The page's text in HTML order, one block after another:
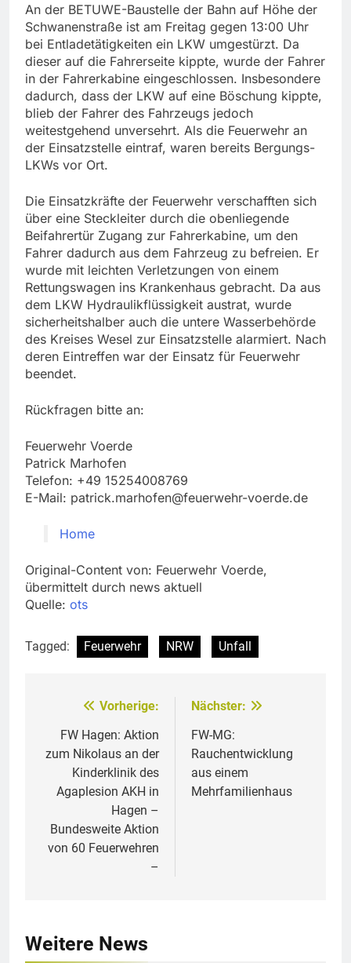
An der BETUWE-Baustelle der Bahn auf Höhe der
Schwanenstraße ist am Freitag gegen 13:00 Uhr
bei Entladetätigkeiten ein LKW umgestürzt. Da
dieser auf die Fahrerseite kippte, wurde der Fahrer
in der Fahrerkabine eingeschlossen. Insbesondere
dadurch, dass der LKW auf eine Böschung kippte,
blieb der Fahrer des Fahrzeugs jedoch
weitestgehend unversehrt. Als die Feuerwehr an
der Einsatzstelle eintraf, waren bereits Bergungs-
LKWs vor Ort.
Die Einsatzkräfte der Feuerwehr verschafften sich
über eine Steckleiter durch die obenliegende
Beifahrertür Zugang zur Fahrerkabine, um den
Fahrer dadurch aus dem Fahrzeug zu befreien. Er
wurde mit leichten Verletzungen von einem
Rettungswagen ins Krankenhaus gebracht. Da aus
dem LKW Hydraulikflüssigkeit austrat, wurde
sicherheitshalber auch die untere Wasserbehörde
des Kreises Wesel zur Einsatzstelle alarmiert. Nach
deren Eintreffen war der Einsatz für Feuerwehr
beendet.
Rückfragen bitte an:
Feuerwehr Voerde
Patrick Marhofen
Telefon: +49 15254008769
E-Mail: patrick.marhofen@feuerwehr-voerde.de
Home
Original-Content von: Feuerwehr Voerde,
übermittelt durch news aktuell
Quelle: ots
Tagged: Feuerwehr NRW Unfall
Beitragsnavigation
Vorherige:
FW Hagen: Aktion
zum Nikolaus an der
Kinderklinik des
Agaplesion AKH in
Hagen –
Bundesweite Aktion
von 60 Feuerwehren
–
Nächster:
FW-MG:
Rauchentwicklung
aus einem
Mehrfamilienhaus
Weitere News